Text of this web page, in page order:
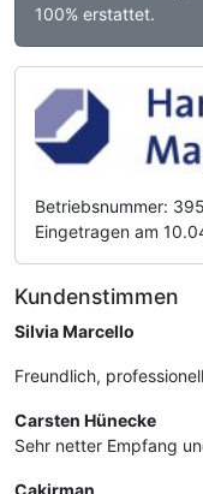
100% erstattet.
Betriebsnummer:
Eingetragen am
Kundenstimmen
Silvia Marcello
Freundlich,
Carsten Hünecke
Sehr netter Empfang
Cakirman